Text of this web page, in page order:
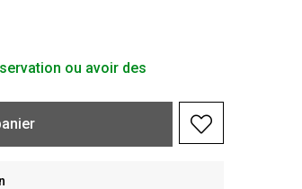
ou avoir des